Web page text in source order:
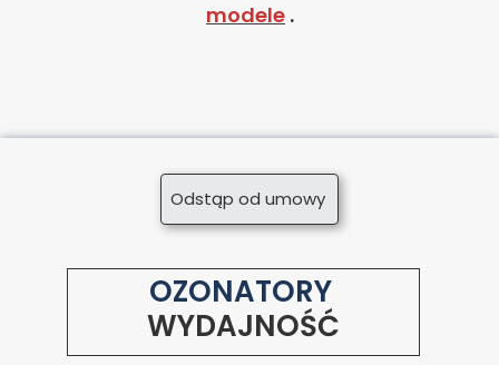
modele .
Odstąp od umowy
OZONATORY
WYDAJNOŚĆ